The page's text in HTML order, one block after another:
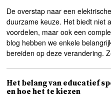
De overstap naar een
duurzame keuze. Het biedt niet
voordelen, maar ook een
blog hebben we enkele
bereiden op deze verandering.
Het belang van educatief
en hoe het te kiezen